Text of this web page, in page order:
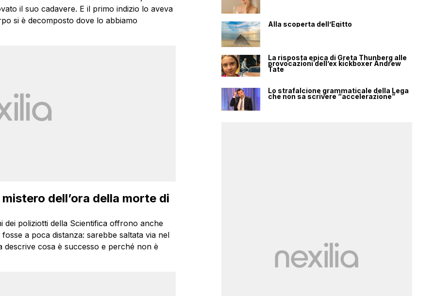
il suo cadavere. E il primo indizio lo aveva
si è decomposto dove lo abbiamo
dell’ora della morte di
dei poliziotti della Scientifica offrono anche
a poca distanza: sarebbe saltata via nel
descrive cosa è successo e perché non è
Alla scoperta dell’Egitto
La risposta epica di Greta Thunberg alle
provocazioni dell’ex kickboxer Andrew
Tate
Lo strafalcione grammaticale della Lega
che non sa scrivere “accelerazione”